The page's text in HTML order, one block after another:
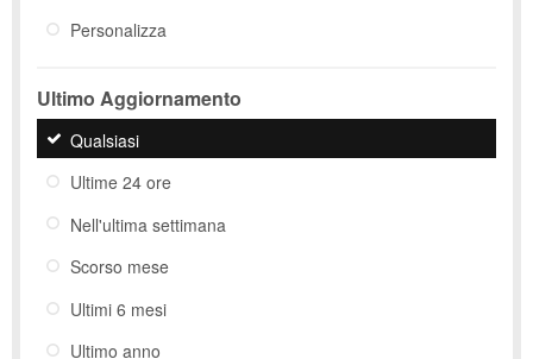
Personalizza
Ultimo Aggiornamento
Qualsiasi
Ultime 24 ore
Nell'ultima settimana
Scorso mese
Ultimi 6 mesi
Ultimo anno